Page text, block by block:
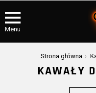
Menu
Strona główna
KAWAŁY